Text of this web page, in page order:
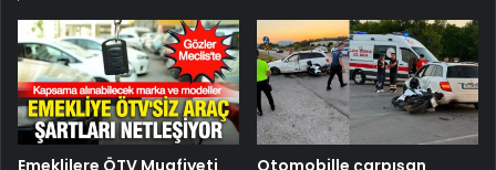
Emeklilere ÖTV Muafiyeti
Otomobille çarpışan